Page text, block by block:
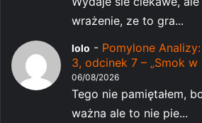
wrażenie, ze to gra...
lolo - Pomylone
3, odcinek 7 – „Smok w
06/08/2026
Tego nie pamiętałem,
ważna ale to nie pie...